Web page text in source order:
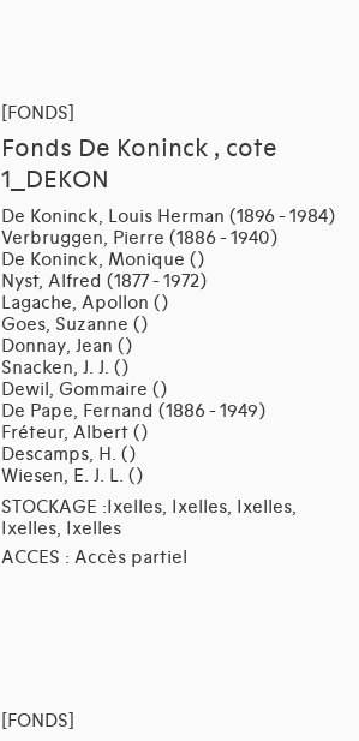
[FONDS]
Fonds De Koninck , cote
1_DEKON
De Koninck, Louis Herman (1896 - 1984)
Verbruggen, Pierre (1886 - 1940)
De Koninck, Monique ()
Nyst, Alfred (1877 - 1972)
Lagache, Apollon ()
Goes, Suzanne ()
Donnay, Jean ()
Snacken, J. J. ()
Dewil, Gommaire ()
De Pape, Fernand (1886 - 1949)
Fréteur, Albert ()
Descamps, H. ()
Wiesen, E. J. L. ()
STOCKAGE :Ixelles, Ixelles, Ixelles,
Ixelles, Ixelles
ACCES : Accès partiel
[FONDS]